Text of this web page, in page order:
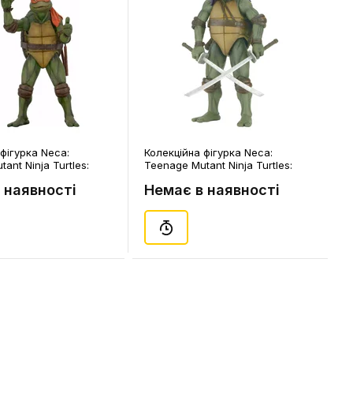
Neca:
Ninja Turtles:
Колекційна фігурка Neca:
Teenage Mutant Ninja Turtles:
(954048)
Немає в наявності